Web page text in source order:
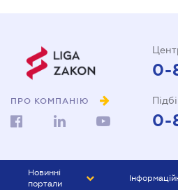
ПРО КОМПАНІЮ
0-
0-
Новинні
портали